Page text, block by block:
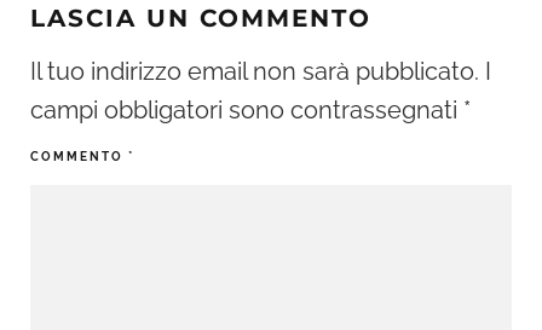
LASCIA UN COMMENTO
Il tuo indirizzo email non sarà pubblicato. I
campi obbligatori sono contrassegnati *
COMMENTO *